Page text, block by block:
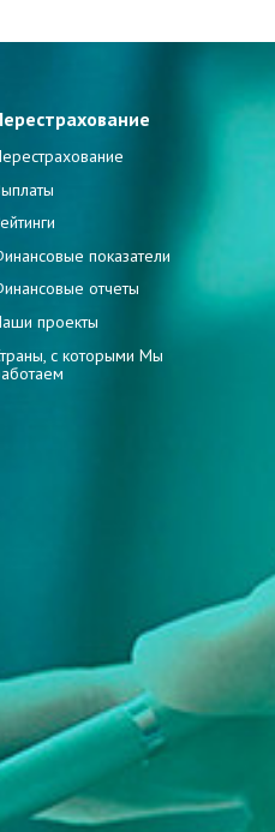
показатели
отчеты
проекты
с которыми Мы